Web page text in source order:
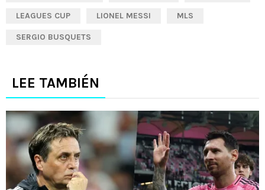
LEAGUES CUP LIONEL MESSI MLS
SERGIO BUSQUETS
LEE TAMBIÉN